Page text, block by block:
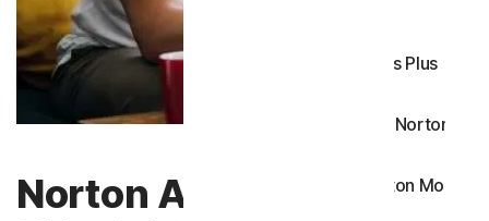
Norton Antivirus Plus │ 諾
Android 適用的 Norton
iOS 適用的 Norton Mobile
Norton Antivirus Plus |